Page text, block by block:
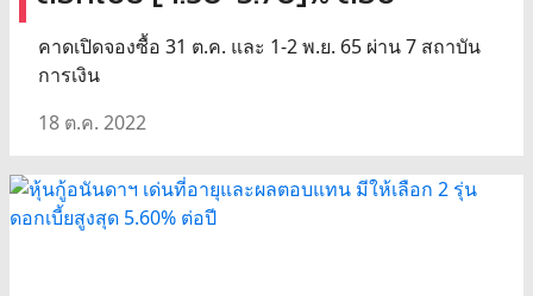
คาดเปิดจองซื้อ 31 ต.ค. และ 1-2 พ.ย. 65 ผ่าน 7 สถาบัน
การเงิน
18 ต.ค. 2022